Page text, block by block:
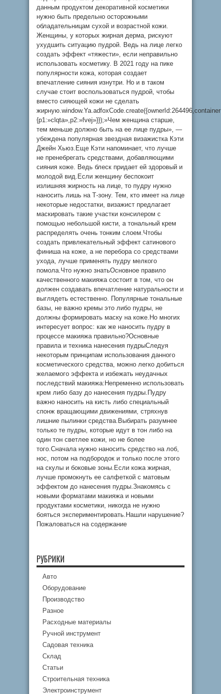
данным продуктом декоративной косметики
нужно быть предельно осторожными
обладательницам сухой и возрастной кожи.
Женщины, у которых жирная дерма, рискуют
ухудшить ситуацию пудрой. Ведь на лице легко
создать эффект «тяжести», если неправильно
использовать косметику. В 2021 году на пике
популярности кожа, которая создает
впечатление сияния изнутри. Но и в таком
случае стоит воспользоваться пудрой, чтобы
вместо сияющей кожи не сделать
{p1:»clqta»,p2:»fvej»}});»Чем женщина старше,
тем меньше должно быть на ее лице пудры», —
убеждена популярная звездная визажистка Кэти
Джейн Хьюз.Еще Кэти напоминает, что лучше
не пренебрегать средствами, добавляющими
сияния коже. Ведь блеск придает ей здоровый и
молодой вид.Если женщину беспокоит
излишняя жирность на лице, то пудру нужно
наносить лишь на Т-зону. Тем, кто имеет на лице
некоторые недостатки, визажист предлагает
маскировать такие участки консилером с
помощью небольшой кисти, а тональный крем
распределять очень тонким слоем.Чтобы
создать привлекательный эффект сатинового
финиша на коже, а не перебора со средствами
ухода, лучше применять пудру мелкого
помола.Что нужно знатьОсновное правило
качественного макияжа состоит в том, что он
должен создавать впечатление натуральности и
выглядеть естественно. Популярные тональные
базы, не важно кремы это либо пудры, не
должны формировать маску на коже.Но многих
интересует вопрос: как же наносить пудру в
процессе макияжа правильно?Основные
правила и техника нанесения пудрыСледуя
некоторым принципам использования данного
косметического средства, можно легко добиться
желаемого эффекта и избежать неудачных
последствий макияжа:Непременно использовать
крем либо базу до нанесения пудры.Пудру
важно наносить на кисть либо специальный
спонж вращающими движениями, стряхнув
лишние пылинки средства.Выбирать разумнее
только те пудры, которые идут в тон либо на
один тон светлее кожи, но не более
того.Сначала нужно наносить средство на лоб,
нос, потом на подбородок и только после этого
на скулы и боковые зоны.Если кожа жирная,
лучше промокнуть ее салфеткой с матовым
эффектом до нанесения пудры.Знакомясь с
новыми форматами макияжа и новыми
продуктами косметики, никогда не нужно
бояться экспериментировать.Нашли нарушение?
Пожаловаться на содержание
РУБРИКИ
Авто
Оборудование
Производство
Разное
Расходные материалы
Ручной инструмент
Садовая техника
Склад
Статьи
Строительная техника
Электроинструмент